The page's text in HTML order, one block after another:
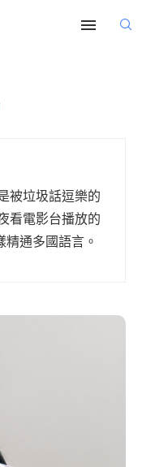
被垃圾話逗樂的
看電影台播放的
通多國語言。